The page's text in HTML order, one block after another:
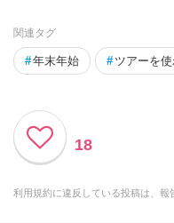
関連タグ
#年末年始 # ツアーを
18
利用規約に違反している投稿は、報